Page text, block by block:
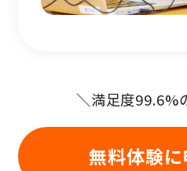
＼満足度99.6%
無料体験